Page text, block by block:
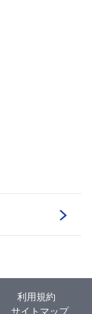
利用規約
サイトマップ